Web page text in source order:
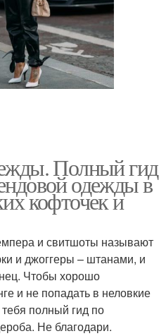
Полный гид
одежды в
кофточек и
и свитшоты называют
и джоггеры – штанами, и
Чтобы хорошо
и не попадать в неловкие
полный гид по
Не благодари.